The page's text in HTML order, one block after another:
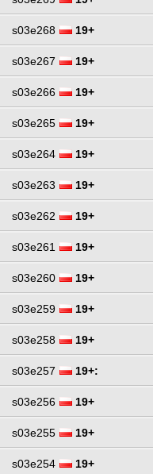
s03e268 19+
s03e267 19+
s03e266 19+
s03e265 19+
s03e264 19+
s03e263 19+
s03e262 19+
s03e261 19+
s03e260 19+
s03e259 19+
s03e258 19+
s03e257 19+:
s03e256 19+
s03e255 19+
s03e254 19+